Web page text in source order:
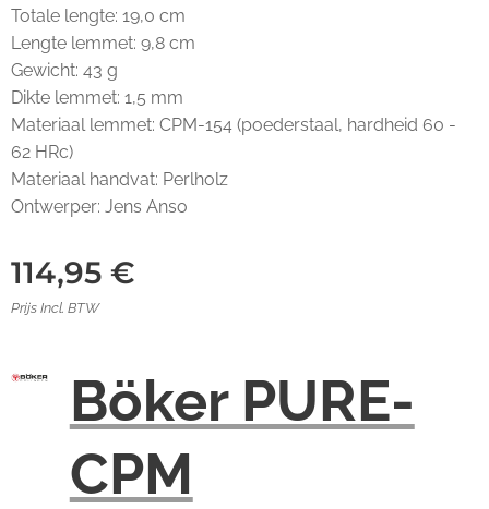
Totale lengte: 19,0 cm
Lengte lemmet: 9,8 cm
Gewicht: 43 g
Dikte lemmet: 1,5 mm
Materiaal lemmet: CPM-154 (poederstaal, hardheid 60 -
62 HRc)
Materiaal handvat: Perlholz
Ontwerper: Jens Anso
114,95 €
Prijs Incl. BTW
Böker PURE-
CPM